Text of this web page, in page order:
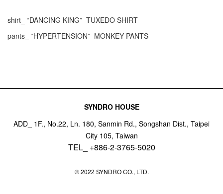
shirt_ “DANCING KING” TUXEDO SHIRT
pants_
“HYPERTENSION” MONKEY PANTS
SYNDRO HOUSE
ADD_ 1F., No.22, Ln. 180, Sanmin Rd., Songshan Dist., Taipei
City 105, Taiwan
TEL_ +886-2-3765-5020
© 2022 SYNDRO CO., LTD.